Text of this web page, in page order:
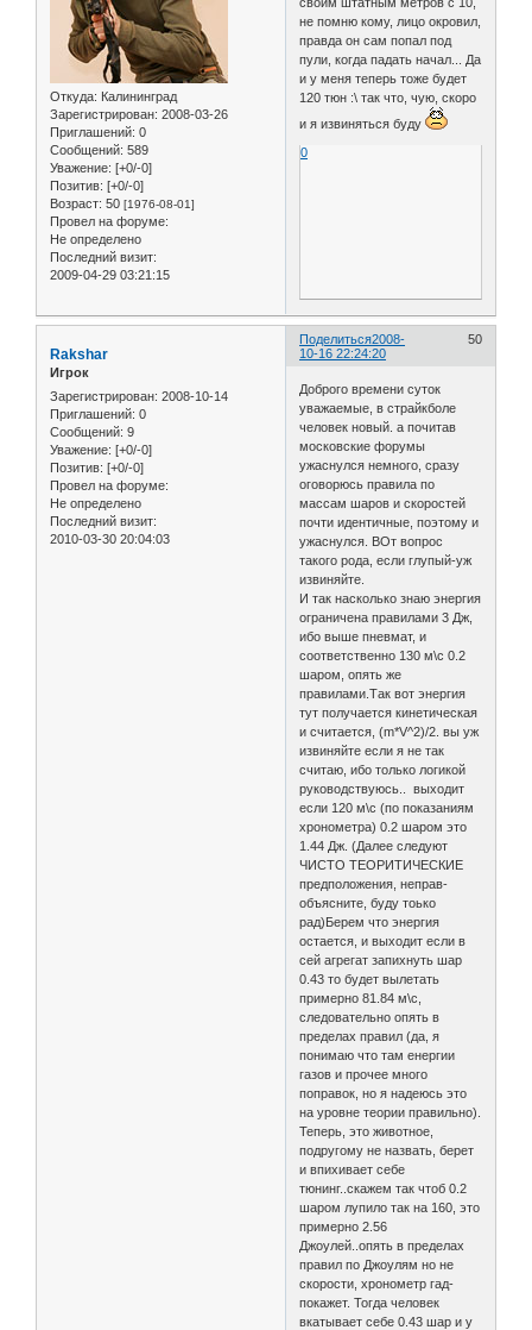
Откуда: Калининград
Зарегистрирован: 2008-03-26
Приглашений: 0
Сообщений: 589
Уважение: [+0/-0]
Позитив: [+0/-0]
Возраст: 50 [1976-08-01]
Провел на форуме:
Не определено
Последний визит:
2009-04-29 03:21:15
не помню кому, лицо окровил,
правда он сам попал под
пули, когда падать начал... Да
и у меня теперь тоже будет
120 тюн :\ так что, чую, скоро
и я извиняться буду
0
Поделиться 50
2008-
10-16 22:24:20
Rakshar
Игрок
Зарегистрирован: 2008-10-14
Приглашений: 0
Сообщений: 9
Уважение: [+0/-0]
Позитив: [+0/-0]
Провел на форуме:
Не определено
Последний визит:
2010-03-30 20:04:03
Доброго времени суток
уважаемые, в страйкболе
человек новый. а почитав
московские форумы
ужаснулся немного, сразу
оговорюсь правила по
массам шаров и скоростей
почти идентичные, поэтому и
ужаснулся. ВОт вопрос
такого рода, если глупый-уж
извиняйте.
И так насколько знаю энергия
ограничена правилами 3 Дж,
ибо выше пневмат, и
соответственно 130 м\с 0.2
шаром, опять же
правилами.Так вот энергия
тут получается кинетическая
и считается, (m*V^2)/2. вы уж
извиняйте если я не так
считаю, ибо только логикой
руководствуюсь.. выходит
если 120 м\с (по показаниям
хронометра) 0.2 шаром это
1.44 Дж. (Далее следуют
ЧИСТО ТЕОРИТИЧЕСКИЕ
предположения, неправ-
объясните, буду тоько
рад)Берем что энергия
остается, и выходит если в
сей агрегат запихнуть шар
0.43 то будет вылетать
примерно 81.84 м\с,
следовательно опять в
пределах правил (да, я
понимаю что там енергии
газов и прочее много
поправок, но я надеюсь это
на уровне теории правильно).
Теперь, это животное,
подругому не назвать, берет
и впихивает себе
тюнинг..скажем так чтоб 0.2
шаром лупило так на 160, это
примерно 2.56
Джоулей..опять в пределах
правил по Джоулям но не
скорости, хронометр гад-
покажет. Тогда человек
вкатывает себе 0.43 шар и у